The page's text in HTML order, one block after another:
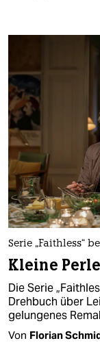
Serie „Faithless“
Kleine
Die Serie
Drehbuch über
gelungenes
Von Florian